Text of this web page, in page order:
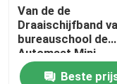
Van de de
Draaischijfband
bureauschool de
Automaat Mini
Adhesive Tape
Beste